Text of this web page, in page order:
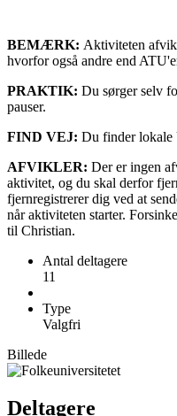
BEMÆRK: Aktiviteten
hvorfor også andre end
PRAKTIK: Du sørger selv
pauser.
FIND VEJ: Du finder lokale
AFVIKLER: Der er ingen
aktivitet, og du skal derfor
fjernregistrerer dig ved at
når aktiviteten starter.
til Christian.
Antal deltagere
11
Type
Valgfri
Billede
Deltagere